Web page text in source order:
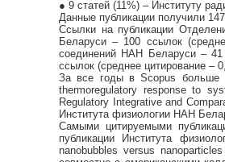
● 9 статей (11%) – Институту
Данные публикации получили
Ссылки на публикации
Беларуси – 100 ссылок
соединений НАН Беларуси –
ссылок (среднее цитирование –
За все годы вScopus больше
thermoregulatory response to
Regulatory Integrative and
Института физиологии НАН
Самыми цитируемыми
публикации Института
nanobubbles versus nanoparticles